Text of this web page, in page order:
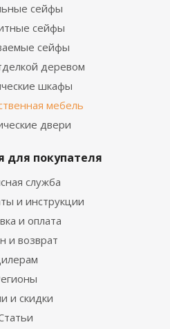
сейфы
сейфы
сейфы
деревом
шкафы
мебель
двери
для покупателя
служба
и инструкции
и оплата
и возврат
и скидки